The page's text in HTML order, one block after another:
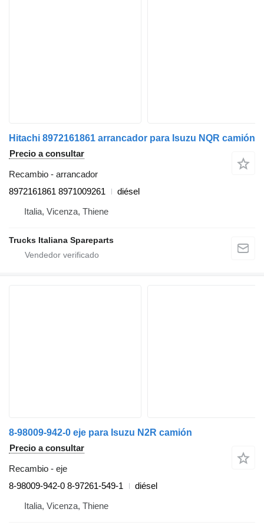
Hitachi 8972161861 arrancador para Isuzu NQR camión
Precio a consultar
Recambio - arrancador
8972161861 8971009261
diésel
Italia, Vicenza, Thiene
Trucks Italiana Spareparts
8-98009-942-0 eje para Isuzu N2R camión
Precio a consultar
Recambio - eje
8-98009-942-0 8-97261-549-1
diésel
Italia, Vicenza, Thiene